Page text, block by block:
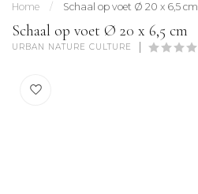
Home / Schaal op voet Ø 20 x 6,5 cm
Schaal op voet Ø 20 x 6,5 cm
URBAN NATURE CULTURE